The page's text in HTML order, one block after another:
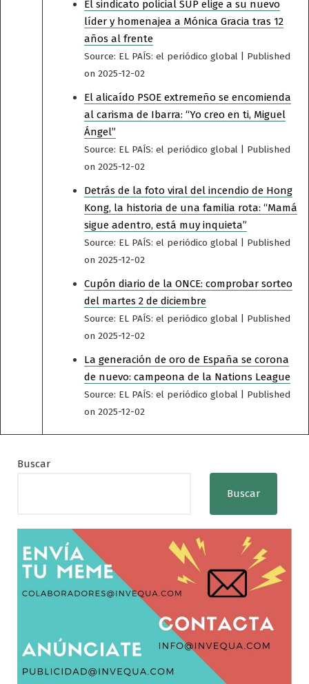
El sindicato policial SUP elige a su nuevo
líder y homenajea a Mónica Gracia tras 12
años al frente
Source: EL PAÍS: el periódico global
Published
on 2025-12-02
El alicaído PSOE extremeño se encomienda
al carisma de Ibarra: “Yo creo en ti, Miguel
Ángel”
Source: EL PAÍS: el periódico global
Published
on 2025-12-02
Detrás de la foto viral del incendio de Hong
Kong, la historia de una familia rota: “Mamá
sigue adentro, está muy inquieta”
Source: EL PAÍS: el periódico global
Published
on 2025-12-02
Cupón diario de la ONCE: comprobar sorteo
del martes 2 de diciembre
Source: EL PAÍS: el periódico global
Published
on 2025-12-02
La generación de oro de España se corona
de nuevo: campeona de la Nations League
Source: EL PAÍS: el periódico global
Published
on 2025-12-02
Buscar
Buscar